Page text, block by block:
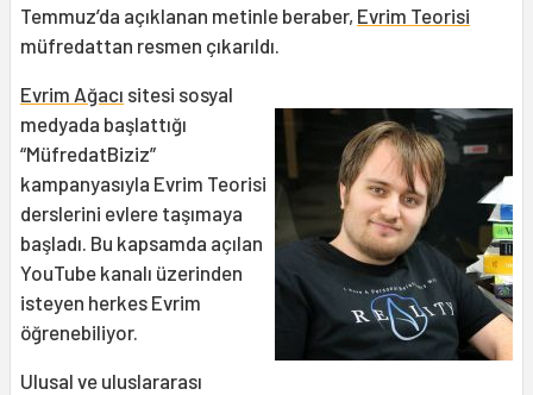
Temmuz’da açıklanan metinle beraber, Evrim Teorisi
müfredattan resmen çıkarıldı.
Evrim Ağacı sitesi sosyal
medyada başlattığı
“MüfredatBiziz”
kampanyasıyla Evrim Teorisi
derslerini evlere taşımaya
başladı. Bu kapsamda açılan
YouTube kanalı üzerinden
isteyen herkes Evrim
öğrenebiliyor.
Ulusal ve uluslararası